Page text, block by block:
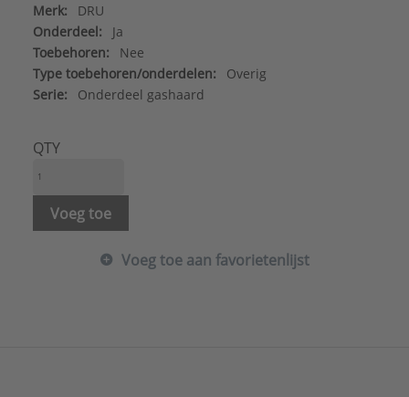
Merk:
DRU
Onderdeel:
Ja
Toebehoren:
Nee
Type toebehoren/onderdelen:
Overig
Serie:
Onderdeel gashaard
QTY
Voeg toe
Voeg toe aan favorietenlijst